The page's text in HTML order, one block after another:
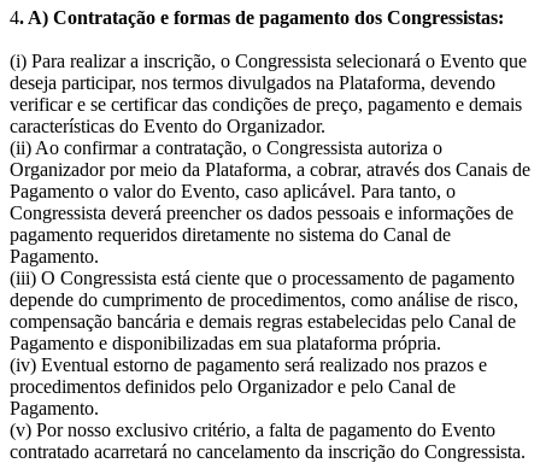
4. A) Contratação e formas de pagamento dos Congressistas:
(i) Para realizar a inscrição, o Congressista selecionará o Evento que
deseja participar, nos termos divulgados na Plataforma, devendo
verificar e se certificar das condições de preço, pagamento e demais
características do Evento do Organizador.
(ii) Ao confirmar a contratação, o Congressista autoriza o
Organizador por meio da Plataforma, a cobrar, através dos Canais de
Pagamento o valor do Evento, caso aplicável. Para tanto, o
Congressista deverá preencher os dados pessoais e informações de
pagamento requeridos diretamente no sistema do Canal de
Pagamento.
(iii) O Congressista está ciente que o processamento de pagamento
depende do cumprimento de procedimentos, como análise de risco,
compensação bancária e demais regras estabelecidas pelo Canal de
Pagamento e disponibilizadas em sua plataforma própria.
(iv) Eventual estorno de pagamento será realizado nos prazos e
procedimentos definidos pelo Organizador e pelo Canal de
Pagamento.
(v) Por nosso exclusivo critério, a falta de pagamento do Evento
contratado acarretará no cancelamento da inscrição do Congressista.